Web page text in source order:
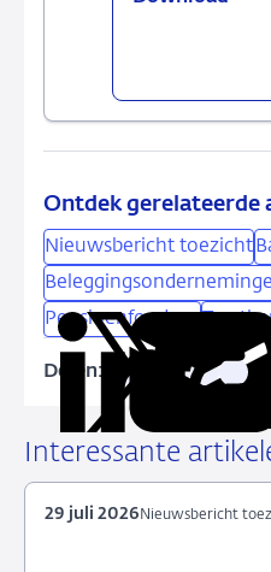
Ontdek gerelateerde
Nieuwsbericht toezicht
Pensioenfondsen
Delen:
Deel
LinkedIn
via
X
Deel
Facebook
Deel
e-
Interessante
Nieuwsbericht
29 juli 2026